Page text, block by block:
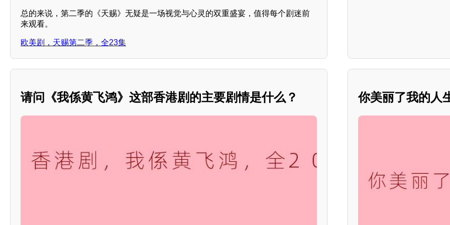
总的来说，第二季的《天赐》无疑是一场视觉与心灵的双重盛宴，值得每个剧迷前
来观看。
欧美剧，天赐第二季，全23集
请问《我係黄飞鸿》这部香港剧的主要剧情是什么？ 你美丽了我的人